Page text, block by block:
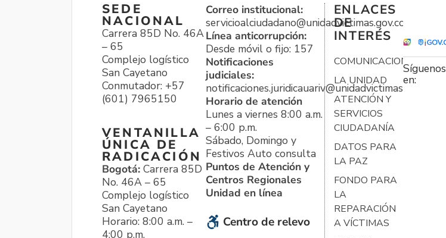
SEDE
NACIONAL
Carrera 85D No. 46A
– 65
Complejo logístico
San Cayetano
Conmutador: +57
(601) 7965150
VENTANILLA
ÚNICA DE
RADICACIÓN
Bogotá: Carrera 85D
No. 46A – 65
Complejo logístico
San Cayetano
Horario: 8:00 a.m. –
4:00 p.m.
Correo institucional:
servicioalciudadano@unidadvictimas.gov.co
Línea anticorrupción:
Desde móvil o fijo: 157
Notificaciones
judiciales:
notificaciones.juridicauariv@unidadvictimas.gov.co
Horario de atención
Lunes a viernes 8:00 a.m.
– 6:00 p.m.
Sábado, Domingo y
Festivos Auto consulta
Puntos de Atención y
Centros Regionales
Unidad en línea
Centro de relevo
ENLACES
DE
INTERÉS
COMUNICACIONES
LA UNIDAD
ATENCIÓN Y
SERVICIOS
CIUDADANÍA
DATOS PARA
LA PAZ
FONDO PARA
LA
REPARACIÓN
A VÍCTIMAS
Síguenos
en: